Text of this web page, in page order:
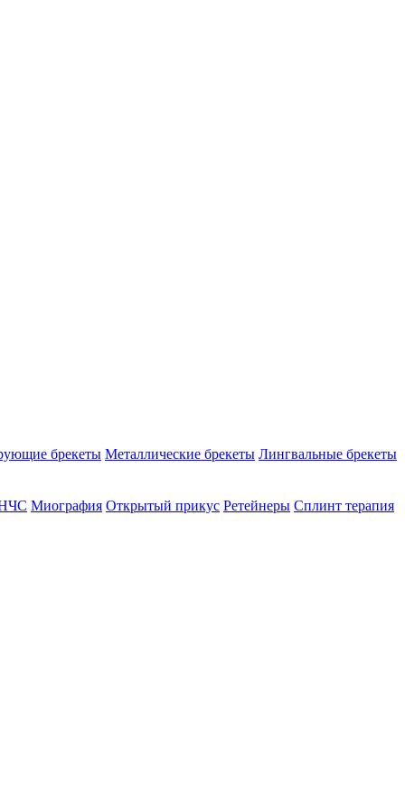
брекеты Металлические брекеты Лингвальные брекеты
Миография Открытый прикус Ретейнеры Сплинт терапия